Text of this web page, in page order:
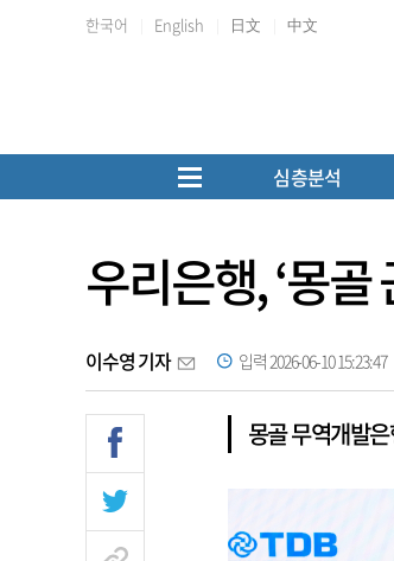
한국어 English 日文 中文
심층분석
우리은행, ‘몽
이수영 기자 입력 2026-06-10 15:23:47
몽골 무역개발